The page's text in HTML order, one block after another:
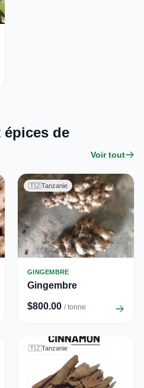
épices de
Voir tout
🇹🇿Tanzanie
GINGEMBRE
Gingembre
$800.00 / tonne
🇹🇿Tanzanie